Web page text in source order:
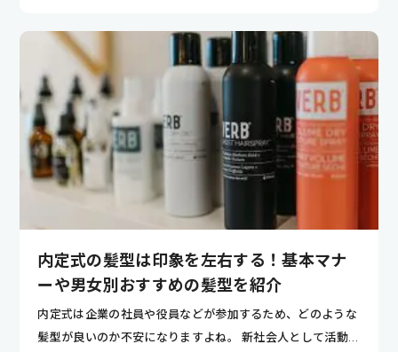
内定式の髪型は印象を左右する！基本マナ
ーや男女別おすすめの髪型を紹介
内定式は企業の社員や役員などが参加するため、どのような
髪型が良いのか不安になりますよね。 新社会人として活動し